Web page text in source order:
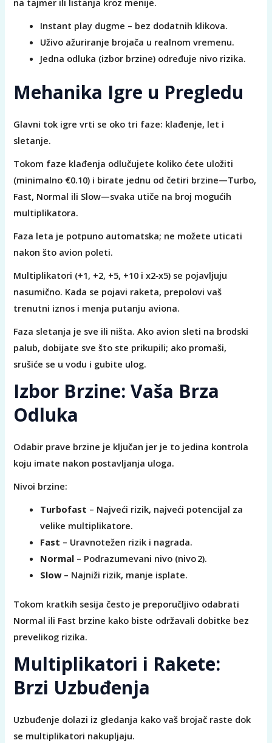
na tajmer ili listanja kroz menije.
Instant play dugme – bez dodatnih klikova.
Uživo ažuriranje brojača u realnom vremenu.
Jedna odluka (izbor brzine) određuje nivo rizika.
Mehanika Igre u Pregledu
Glavni tok igre vrti se oko tri faze: klađenje, let i
sletanje.
Tokom faze klađenja odlučujete koliko ćete uložiti
(minimalno €0.10) i birate jednu od četiri brzine—Turbo,
Fast, Normal ili Slow—svaka utiče na broj mogućih
multiplikatora.
Faza leta je potpuno automatska; ne možete uticati
nakon što avion poleti.
Multiplikatori (+1, +2, +5, +10 i x2‑x5) se pojavljuju
nasumično. Kada se pojavi raketa, prepolovi vaš
trenutni iznos i menja putanju aviona.
Faza sletanja je sve ili ništa. Ako avion sleti na brodski
palub, dobijate sve što ste prikupili; ako promaši,
srušiće se u vodu i gubite ulog.
Izbor Brzine: Vaša Brza
Odluka
Odabir prave brzine je ključan jer je to jedina kontrola
koju imate nakon postavljanja uloga.
Nivoi brzine:
Turbofast – Najveći rizik, najveći potencijal za
velike multiplikatore.
Fast – Uravnotežen rizik i nagrada.
Normal – Podrazumevani nivo (nivo 2).
Slow– Najniži rizik, manje isplate.
Tokom kratkih sesija često je preporučljivo odabrati
Normal ili Fast brzine kako biste održavali dobitke bez
prevelikog rizika.
Multiplikatori i Rakete:
Brzi Uzbuđenja
Uzbuđenje dolazi iz gledanja kako vaš brojač raste dok
se multiplikatori nakupljaju.